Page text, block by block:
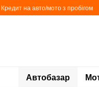
Кредит на авто/мото з пробігом
Автобазар